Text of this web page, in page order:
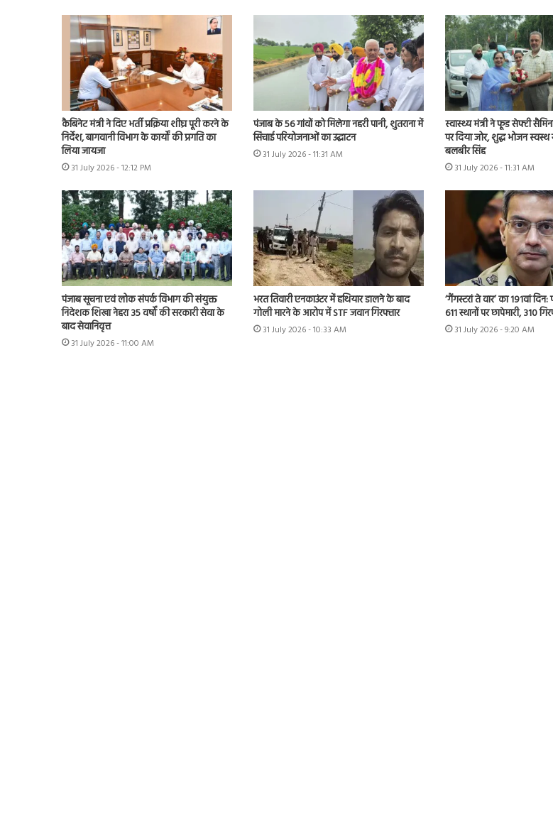
कैबिनेट मंत्री ने दिए भर्ती प्रक्रिया शीघ्र पूरी करने के
निर्देश, बागवानी विभाग के कार्यों की प्रगति का
लिया जायजा
31 July 2026 - 12:12 PM
पंजाब के 56 गांवों को मिलेगा नहरी पानी, शुतराना में
सिंचाई परियोजनाओं का उद्घाटन
31 July 2026 - 11:31 AM
स्वास्थ्य मंत्री ने फूड सेफ्टी
पर दिया जोर, शुद्ध भोजन
बलबीर सिंह
31 July 2026 - 11:31 AM
पंजाब सूचना एवं लोक संपर्क विभाग की संयुक्त
निदेशक शिखा नेहरा 35 वर्षों की सरकारी सेवा के
बाद सेवानिवृत्त
31 July 2026 - 11:00 AM
भरत तिवारी एनकाउंटर में हथियार डालने के बाद
गोली मारने के आरोप में STF जवान गिरफ्तार
31 July 2026 - 10:33 AM
‘गैंगस्टरां ते वार’ का 191वां
611 स्थानों पर छापेमारी, 310
31 July 2026 - 9:20 AM